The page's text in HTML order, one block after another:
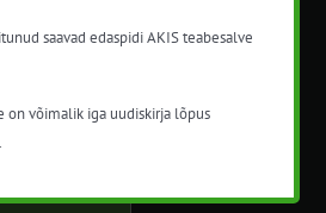
info@pikk.ee
saavad edaspidi AKIS teabesalve
on võimalik iga uudiskirja lõpus